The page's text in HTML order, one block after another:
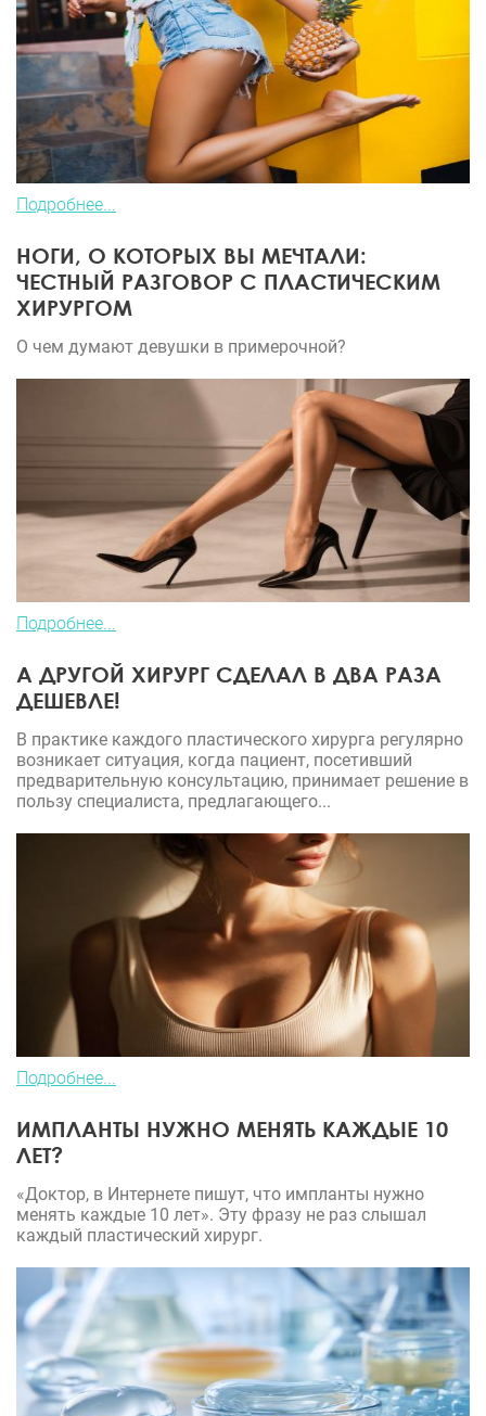
Подробнее...
НОГИ, О КОТОРЫХ ВЫ МЕЧТАЛИ:
ЧЕСТНЫЙ РАЗГОВОР С ПЛАСТИЧЕСКИМ
ХИРУРГОМ
О чем думают девушки в примерочной?
Подробнее...
А ДРУГОЙ ХИРУРГ СДЕЛАЛ В ДВА РАЗА
ДЕШЕВЛЕ!
В практике каждого пластического хирурга регулярно
возникает ситуация, когда пациент, посетивший
предварительную консультацию, принимает решение в
пользу специалиста, предлагающего...
Подробнее...
ИМПЛАНТЫ НУЖНО МЕНЯТЬ КАЖДЫЕ 10
ЛЕТ?
«Доктор, в Интернете пишут, что импланты нужно
менять каждые 10 лет». Эту фразу не раз слышал
каждый пластический хирург.